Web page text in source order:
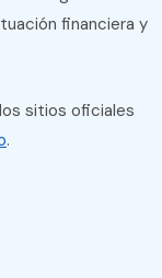
financiera y
sitios oficiales
.